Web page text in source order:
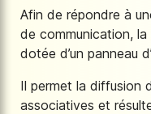
Afin de répondre à
de communication, la
dotée d’un panneau
Il permet la diffusion
associatives et